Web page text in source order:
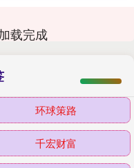
载完成
环球策路
千宏财富